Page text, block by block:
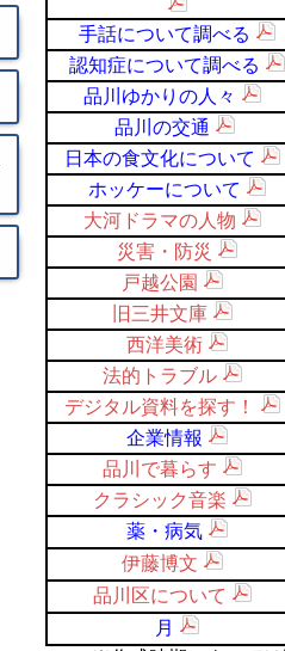
手話について調べる
認知症について調べる
品川ゆかりの人々
品川の交通
日本の食文化について
ホッケーについて
大河ドラマの人物
災害・防災
戸越公園
旧三井文庫
西洋美術
法的トラブル
デジタル資料を探す！
企業情報
品川で暮らす
クラシック音楽
薬・病気
伊藤博文
品川区について
月